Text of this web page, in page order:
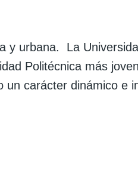
y urbana. La
Politécnica más
un carácter dinámico e